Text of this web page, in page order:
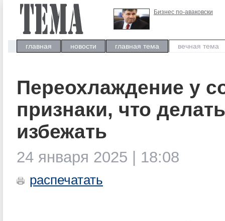
Бизнес по-аваковски
главная новости главная тема вечная тема
Переохлаждение у
признаки, что
избежать
24 января 2025 | 18:08
распечатать